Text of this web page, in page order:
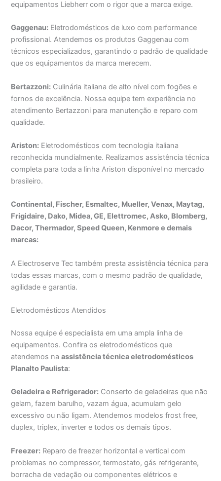
equipamentos Liebherr com o rigor que a marca exige.
Gaggenau: Eletrodomésticos de luxo com performance
profissional. Atendemos os produtos Gaggenau com
técnicos especializados, garantindo o padrão de qualidade
que os equipamentos da marca merecem.
Bertazzoni: Culinária italiana de alto nível com fogões e
fornos de excelência. Nossa equipe tem experiência no
atendimento Bertazzoni para manutenção e reparo com
qualidade.
Ariston: Eletrodomésticos com tecnologia italiana
reconhecida mundialmente. Realizamos assistência técnica
completa para toda a linha Ariston disponível no mercado
brasileiro.
Continental, Fischer, Esmaltec, Mueller, Venax, Maytag,
Frigidaire, Dako, Midea, GE, Elettromec, Asko, Blomberg,
Dacor, Thermador, Speed Queen, Kenmore e demais
marcas:
A Electroserve Tec também presta assistência técnica para
todas essas marcas, com o mesmo padrão de qualidade,
agilidade e garantia.
Eletrodomésticos Atendidos
Nossa equipe é especialista em uma ampla linha de
equipamentos. Confira os eletrodomésticos que
atendemos naassistência técnica eletrodomésticos
Planalto Paulista:
Geladeira e Refrigerador: Conserto de geladeiras que não
gelam, fazem barulho, vazam água, acumulam gelo
excessivo ou não ligam. Atendemos modelos frost free,
duplex, triplex, inverter e todos os demais tipos.
Freezer: Reparo de freezer horizontal e vertical com
problemas no compressor, termostato, gás refrigerante,
borracha de vedação ou componentes elétricos e